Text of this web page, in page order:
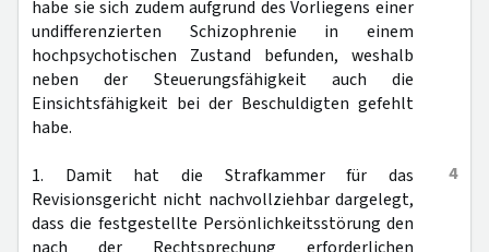
habe sie sich zudem aufgrund des Vorliegens einer
undifferenzierten Schizophrenie in einem
hochpsychotischen Zustand befunden, weshalb
neben der Steuerungsfähigkeit auch die
Einsichtsfähigkeit bei der Beschuldigten gefehlt
habe.
4
1. Damit hat die Strafkammer für das
Revisionsgericht nicht nachvollziehbar dargelegt,
dass die festgestellte Persönlichkeitsstörung den